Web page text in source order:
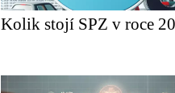
Kolik stojí SPZ v roce